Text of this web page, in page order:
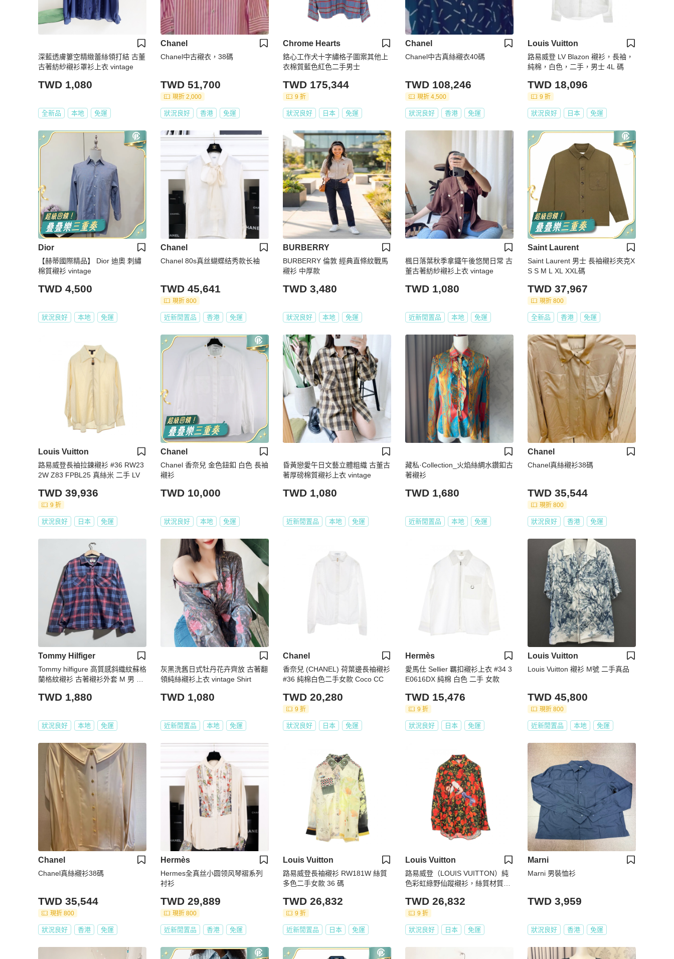
深藍透膚簍空精緻蕾絲領打結 古董
古著紡紗襯衫罩衫上衣 vintage
TWD 1,080
全新品 本地 免運
Chanel
Chanel中古襯衣，38碼
TWD 51,700
現折 2,000
狀況良好 香港 免運
Chrome Hearts
鉻心工作犬十字繡格子圖案其他上
衣棉質藍色紅色二手男士
TWD 175,344
9 折
狀況良好 日本 免運
Chanel
Chanel中古真絲襯衣40碼
TWD 108,246
現折 4,500
狀況良好 香港 免運
Louis Vuitton
路易威登 LV Blazon 襯衫，長袖，
純棉，白色，二手，男士 4L 碼
TWD 18,096
9 折
狀況良好 日本 免運
Dior
【赫蒂國際精品】 Dior 迪奧 刺繡
棉質襯衫 vintage
TWD 4,500
狀況良好 本地 免運
Chanel
Chanel 80s真丝蝴蝶结秀款长袖
TWD 45,641
現折 800
近新閒置品 香港 免運
BURBERRY
BURBERRY 倫敦 經典直條紋戰馬
襯衫 中厚款
TWD 3,480
狀況良好 本地 免運
楓日落葉秋季拿鐵午後悠閒日常 古
董古著紡紗襯衫上衣 vintage
TWD 1,080
近新閒置品 本地 免運
Saint Laurent
Saint Laurent 男士 長袖襯衫夾克X
S S M L XL XXL碼
TWD 37,967
現折 800
全新品 香港 免運
Louis Vuitton
路易威登長袖拉鍊襯衫 #36 RW23
2W Z83 FPBL25 真絲米 二手 LV
TWD 39,936
9 折
狀況良好 日本 免運
Chanel
Chanel 香奈兒 金色鈕釦 白色 長袖
襯衫
TWD 10,000
狀況良好 本地 免運
昏黃戀愛午日文藝立體粗織 古董古
著厚磅棉質襯衫上衣 vintage
TWD 1,080
近新閒置品 本地 免運
藏私·Collection_火焰絲綢水鑽釦古
著襯衫
TWD 1,680
近新閒置品 本地 免運
Chanel
Chanel真絲襯衫38碼
TWD 35,544
現折 800
狀況良好 香港 免運
Tommy Hilfiger
Tommy hilfigure 高質感斜織紋蘇格
蘭格紋襯衫 古著襯衫外套 M 男 加
TWD 1,880
狀況良好 本地 免運
灰黑洗舊日式牡丹花卉齊放 古著翻
領純絲襯衫上衣 vintage Shirt
TWD 1,080
近新閒置品 本地 免運
Chanel
香奈兒 (CHANEL) 荷葉邊長袖襯衫
#36 純棉白色二手女款 Coco CC
TWD 20,280
9 折
狀況良好 日本 免運
Hermès
愛馬仕 Sellier 羈扣襯衫上衣 #34 3
E0616DX 純棉 白色 二手 女款
TWD 15,476
9 折
狀況良好 日本 免運
Louis Vuitton
Louis Vuitton 襯衫 M號 二手真品
TWD 45,800
現折 800
近新閒置品 本地 免運
Chanel
Chanel真絲襯衫38碼
TWD 35,544
現折 800
狀況良好 香港 免運
Hermès
Hermes全真丝小圆领风琴褶系列
衬衫
TWD 29,889
現折 800
近新閒置品 香港 免運
Louis Vuitton
路易威登長袖襯衫 RW181W 絲質
多色二手女款 36 碼
TWD 26,832
9 折
近新閒置品 日本 免運
Louis Vuitton
路易威登（LOUIS VUITTON）純
色彩虹綠野仙蹤襯衫，絲質材質，
TWD 26,832
9 折
狀況良好 日本 免運
Marni
Marni 男裝恤衫
TWD 3,959
狀況良好 香港 免運